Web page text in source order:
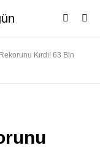
Kırdı! 63 Bin